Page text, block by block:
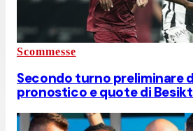
Scommesse
Secondo turno preliminare
pronostico e quote di